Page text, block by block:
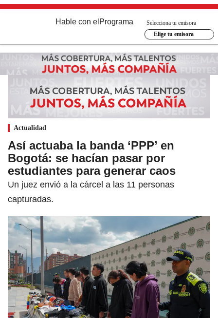
Hable con el Programa
Selecciona tu emisora
Elige tu emisora
Actualidad
Así actuaba la banda ‘PPP’ en
Bogotá: se hacían pasar por
estudiantes para generar caos
Un juez envió a la cárcel a las 11 personas
capturadas.